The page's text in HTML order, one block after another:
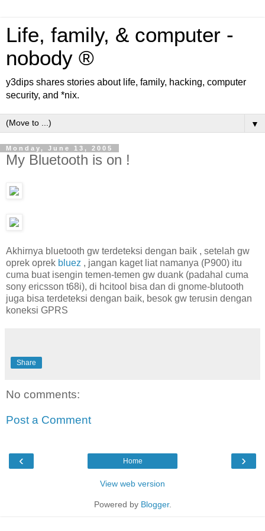
Life, family, & computer -
nobody ®
y3dips shares stories about life, family, hacking, computer
security, and *nix.
▼
Monday, June 13, 2005
My Bluetooth is on !
Akhirnya bluetooth gw terdeteksi dengan baik , setelah gw
oprek oprek bluez , jangan kaget liat namanya (P900) itu
cuma buat isengin temen-temen gw duank (padahal cuma
sony ericsson t68i), di hcitool bisa dan di gnome-blutooth
juga bisa terdeteksi dengan baik, besok gw terusin dengan
koneksi GPRS
Share
No comments:
Post a Comment
‹ ›
Home
View web version
Powered by Blogger.